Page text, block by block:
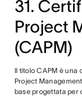
31.
Project
(CAPM)
Il titolo CAPM è
Project
base progettata per